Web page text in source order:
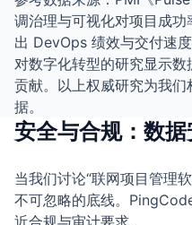
调治理与可视化对项目成
出 DevOps 绩效与交付速
对数字化转型的研究显示
贡献。以上权威研究为我
据。
安全与合规：数
当我们讨论“联网项目管理
不可忽略的底线。
近合规与审计要求。